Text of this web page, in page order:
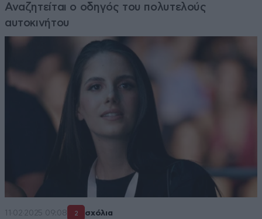
Αναζητείται ο οδηγός του πολυτελούς
αυτοκινήτου
11·02·2025 09:08 2 σχόλια